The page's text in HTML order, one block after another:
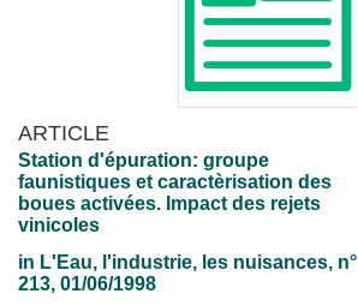
ARTICLE
Station d'épuration: groupe
faunistiques et caractèrisation des
boues activées. Impact des rejets
vinicoles
in L'Eau, l'industrie, les nuisances, n°
213, 01/06/1998